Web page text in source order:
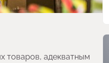
товаров, адекватным